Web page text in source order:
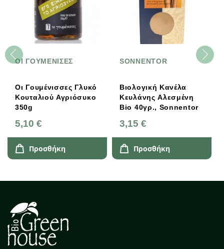
ΟΙ ΓΟΥΜΕΝΙΣΕΣ
Οι Γουμένισσες Γλυκό
Κουταλιού Αγριόσυκο
350g
5,10 €
Προσθήκη
SONNENTOR
Βιολογική Kανέλα
Κευλάνης Aλεσμένη
Bio 40γρ., Sonnentor
3,15 €
Προσθήκη